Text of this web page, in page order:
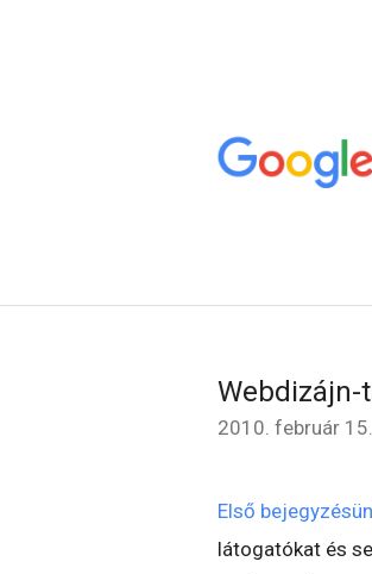
Webdizájn-
2010. február 15.
Első
látogatókat és